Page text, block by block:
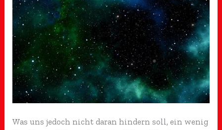
Was uns jedoch nicht daran hindern soll, ein wenig